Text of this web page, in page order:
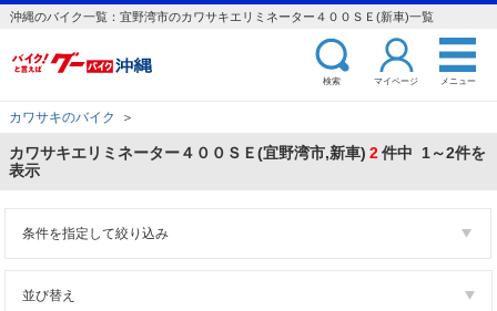
沖縄のバイク一覧：宜野湾市のカワサキエリミネーター４００ＳＥ(新車)一覧
検索 マイページ メニュー
カワサキのバイク ＞
カワサキエリミネーター４００ＳＥ(宜野湾市,新車) 2件中 1～2件を
表示
条件を指定して絞り込み
並び替え